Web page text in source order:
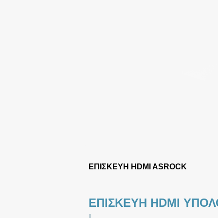
ΕΠΙΣΚΕΥΗ HDMI ASROCK
ΕΠΙΣΚΕΥΗ HDMI